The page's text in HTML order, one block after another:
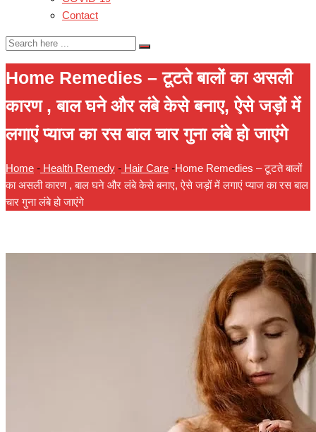
Contact
Home Remedies – टूटते बालों का असली
कारण , बाल घने और लंबे केसे बनाए, ऐसे जड़ों में
लगाएं प्याज का रस बाल चार गुना लंबे हो जाएंगे
Home - Health Remedy - Hair Care -Home Remedies – टूटते बालों
का असली कारण , बाल घने और लंबे केसे बनाए, ऐसे जड़ों में लगाएं प्याज का रस बाल
चार गुना लंबे हो जाएंगे